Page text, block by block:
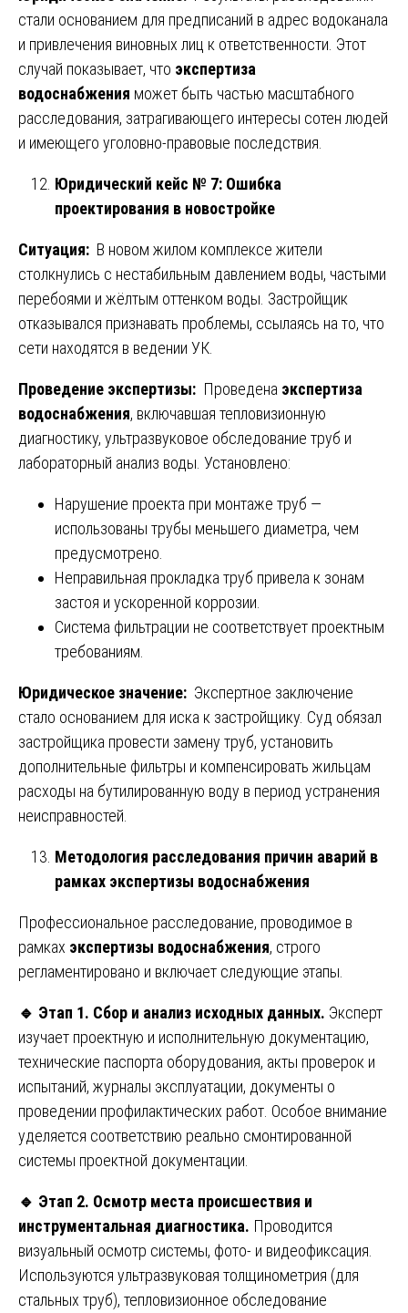
стали основанием для предписаний в адрес водоканала
и привлечения виновных лиц к ответственности. Этот
случай показывает, что экспертиза
водоснабжения может быть частью масштабного
расследования, затрагивающего интересы сотен людей
и имеющего уголовно-правовые последствия.
Юридический кейс № 7: Ошибка
проектирования в новостройке
Ситуация: В новом жилом комплексе жители
столкнулись с нестабильным давлением воды, частыми
перебоями и жёлтым оттенком воды. Застройщик
отказывался признавать проблемы, ссылаясь на то, что
сети находятся в ведении УК.
Проведение экспертизы: Проведена экспертиза
водоснабжения, включавшая тепловизионную
диагностику, ультразвуковое обследование труб и
лабораторный анализ воды. Установлено:
Нарушение проекта при монтаже труб —
использованы трубы меньшего диаметра, чем
предусмотрено.
Неправильная прокладка труб привела к зонам
застоя и ускоренной коррозии.
Система фильтрации не соответствует проектным
требованиям.
Юридическое значение: Экспертное заключение
стало основанием для иска к застройщику. Суд обязал
застройщика провести замену труб, установить
дополнительные фильтры и компенсировать жильцам
расходы на бутилированную воду в период устранения
неисправностей.
Методология расследования причин аварий в
рамках экспертизы водоснабжения
Профессиональное расследование, проводимое в
рамках экспертизы водоснабжения, строго
регламентировано и включает следующие этапы.
🔹 Этап 1. Сбор и анализ исходных данных. Эксперт
изучает проектную и исполнительную документацию,
технические паспорта оборудования, акты проверок и
испытаний, журналы эксплуатации, документы о
проведении профилактических работ. Особое внимание
уделяется соответствию реально смонтированной
системы проектной документации.
🔹 Этап 2. Осмотр места происшествия и
инструментальная диагностика. Проводится
визуальный осмотр системы, фото- и видеофиксация.
Используются ультразвуковая толщинометрия (для
стальных труб), тепловизионное обследование